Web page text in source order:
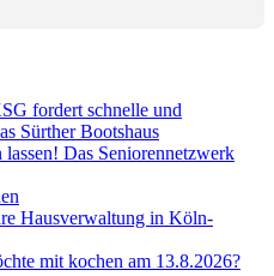
fordert schnelle und
Sürther Bootshaus
Das Seniorennetzwerk
Hausverwaltung in Köln-
mit kochen am 13.8.2026?